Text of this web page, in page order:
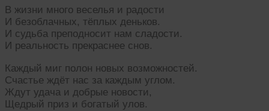
В жизни много веселья и радости
И безоблачных, тёплых деньков.
И судьба преподносит нам сладости.
И реальность прекраснее снов.
Каждый миг полон новых возможностей.
Счастье ждёт нас за каждым углом.
Ждут удача и добрые новости,
Щедрый приз и богатый улов.